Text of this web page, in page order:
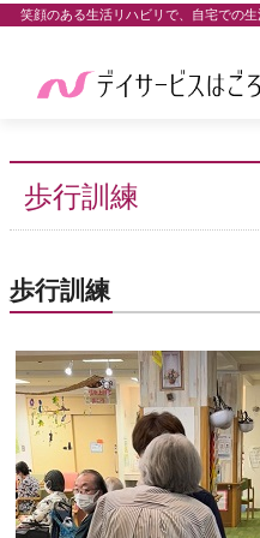
笑顔のある生活リハビリで、自宅での生
歩行訓練
歩行訓練